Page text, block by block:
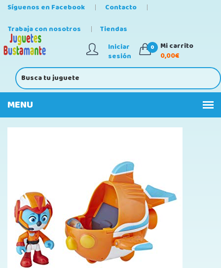
Síguenos en Facebook
Contacto
Trabaja con nosotros
Tiendas
Iniciar
sesión
0
Mi carrito
0,00€